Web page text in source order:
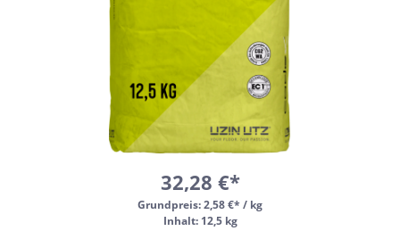
32,28 €*
Grundpreis:2,58 €* / kg
Inhalt: 12,5 kg